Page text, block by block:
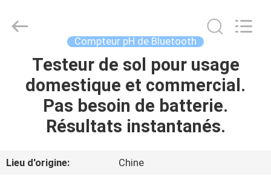
APERÇU
PRODUITS
PROPOS
Technology
Compteur pH de Bluetooth
Testeur de sol pour usage
domestique et commercial.
Pas besoin de batterie.
Résultats instantanés.
Lieu d'origine:
Chine